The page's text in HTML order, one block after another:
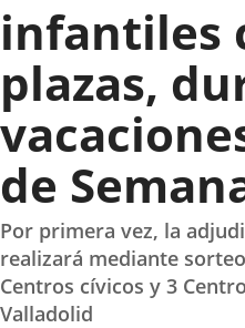
infantiles
plazas,
de
Por primera vez, la
realizará mediante
Centros cívicos y 3
Valladolid